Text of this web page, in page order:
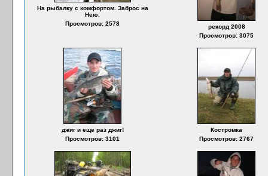
На рыбалку с комфортом. Заброс на
Нею.
Просмотров: 2578
рекорд 2008
Просмотров: 3075
джиг и еще раз джиг!
Просмотров: 3101
Костромка
Просмотров: 2767